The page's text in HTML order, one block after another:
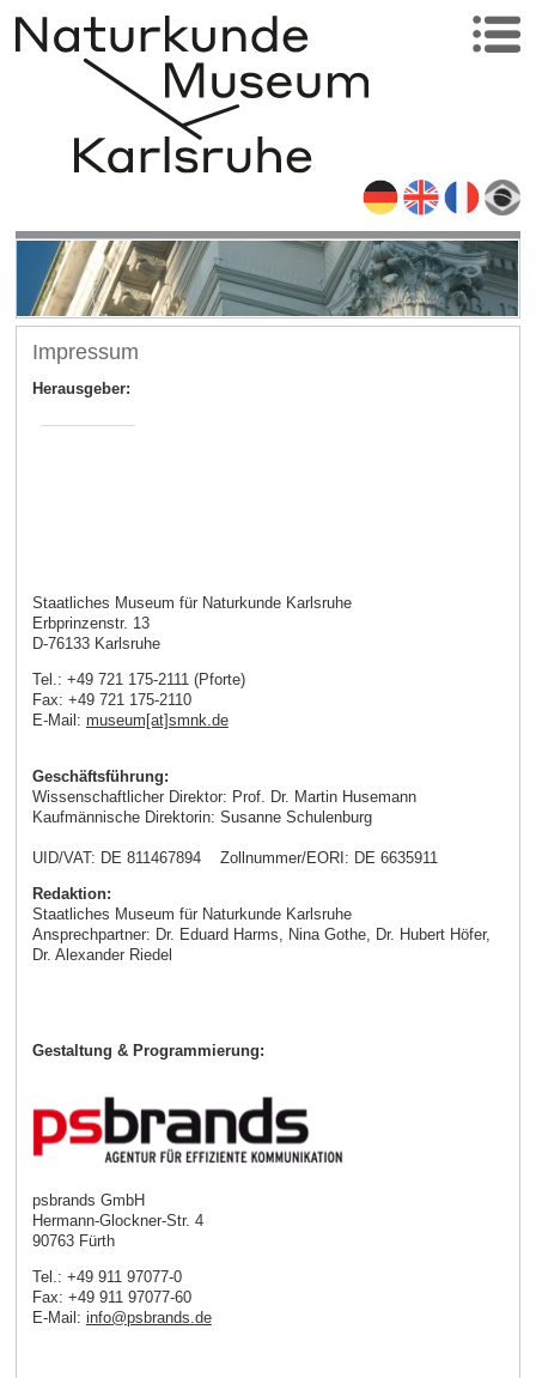
Impressum
Herausgeber:
Staatliches Museum für Naturkunde Karlsruhe
Erbprinzenstr. 13
D-76133 Karlsruhe
Tel.: +49 721 175-2111 (Pforte)
Fax: +49 721 175-2110
E-Mail: museum[at]smnk.de
Geschäftsführung:
Wissenschaftlicher Direktor: Prof. Dr. Martin Husemann
Kaufmännische Direktorin: Susanne Schulenburg
UID/VAT: DE 811467894 Zollnummer/EORI: DE 6635911
Redaktion:
Staatliches Museum für Naturkunde Karlsruhe
Ansprechpartner: Dr. Eduard Harms, Nina Gothe, Dr. Hubert Höfer,
Dr. Alexander Riedel
Gestaltung & Programmierung:
psbrands GmbH
Hermann-Glockner-Str. 4
90763 Fürth
Tel.: +49 911 97077-0
Fax: +49 911 97077-60
E-Mail: info@psbrands.de